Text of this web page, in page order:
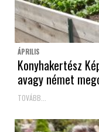
ÁPRILIS
Konyhakertész
avagy német
TOVÁBB...